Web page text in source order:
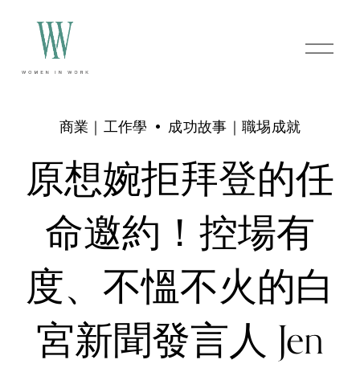
O
p
原想婉拒拜登的任
命邀約！控場有
度、不慍不火的白
宮新聞發言人 Jen
商業｜工作學 成功故事｜職埸成就